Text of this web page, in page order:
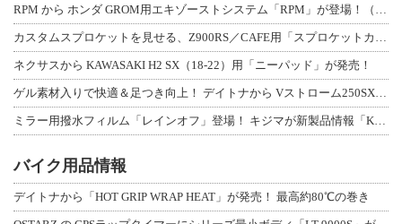
RPM から ホンダ GROM用エキゾーストシステム「RPM」が登場！（動画あり
カスタムスプロケットを見せる、Z900RS／CAFE用「スプロケットカバーフルキ
ネクサスから KAWASAKI H2 SX（18-22）用「ニーパッド」が発売！
ゲル素材入りで快適＆足つき向上！ デイトナから Vストローム250SX用「快適ロ
ミラー用撥水フィルム「レインオフ」登場！ キジマが新製品情報「KIJIMA NE
バイク用品情報
デイトナから「HOT GRIP WRAP HEAT」が発売！ 最高約80℃の巻き